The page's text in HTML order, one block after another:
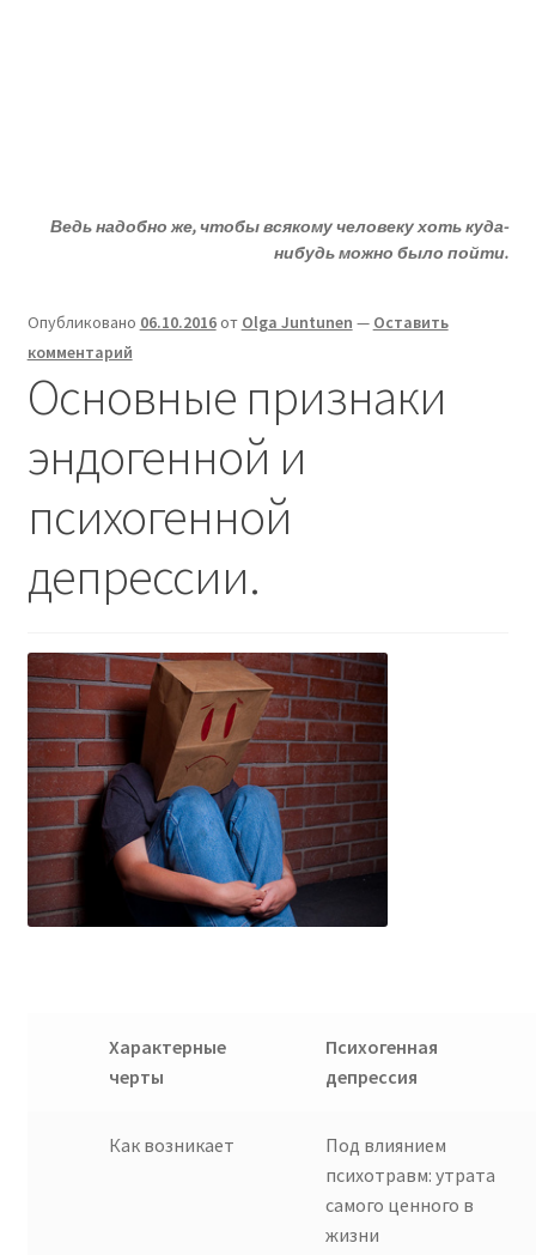
О депрессии
Ведь надобно же, чтобы всякому человеку хоть куда-
нибудь можно было пойти.
Опубликовано 06.10.2016от Olga Juntunen — Оставить
комментарий
Основные признаки
эндогенной и
психогенной
депрессии.
Характерные
черты
Психогенная
депрессия
Как возникает
Под влиянием
психотравм: утрата
самого ценного в
жизни